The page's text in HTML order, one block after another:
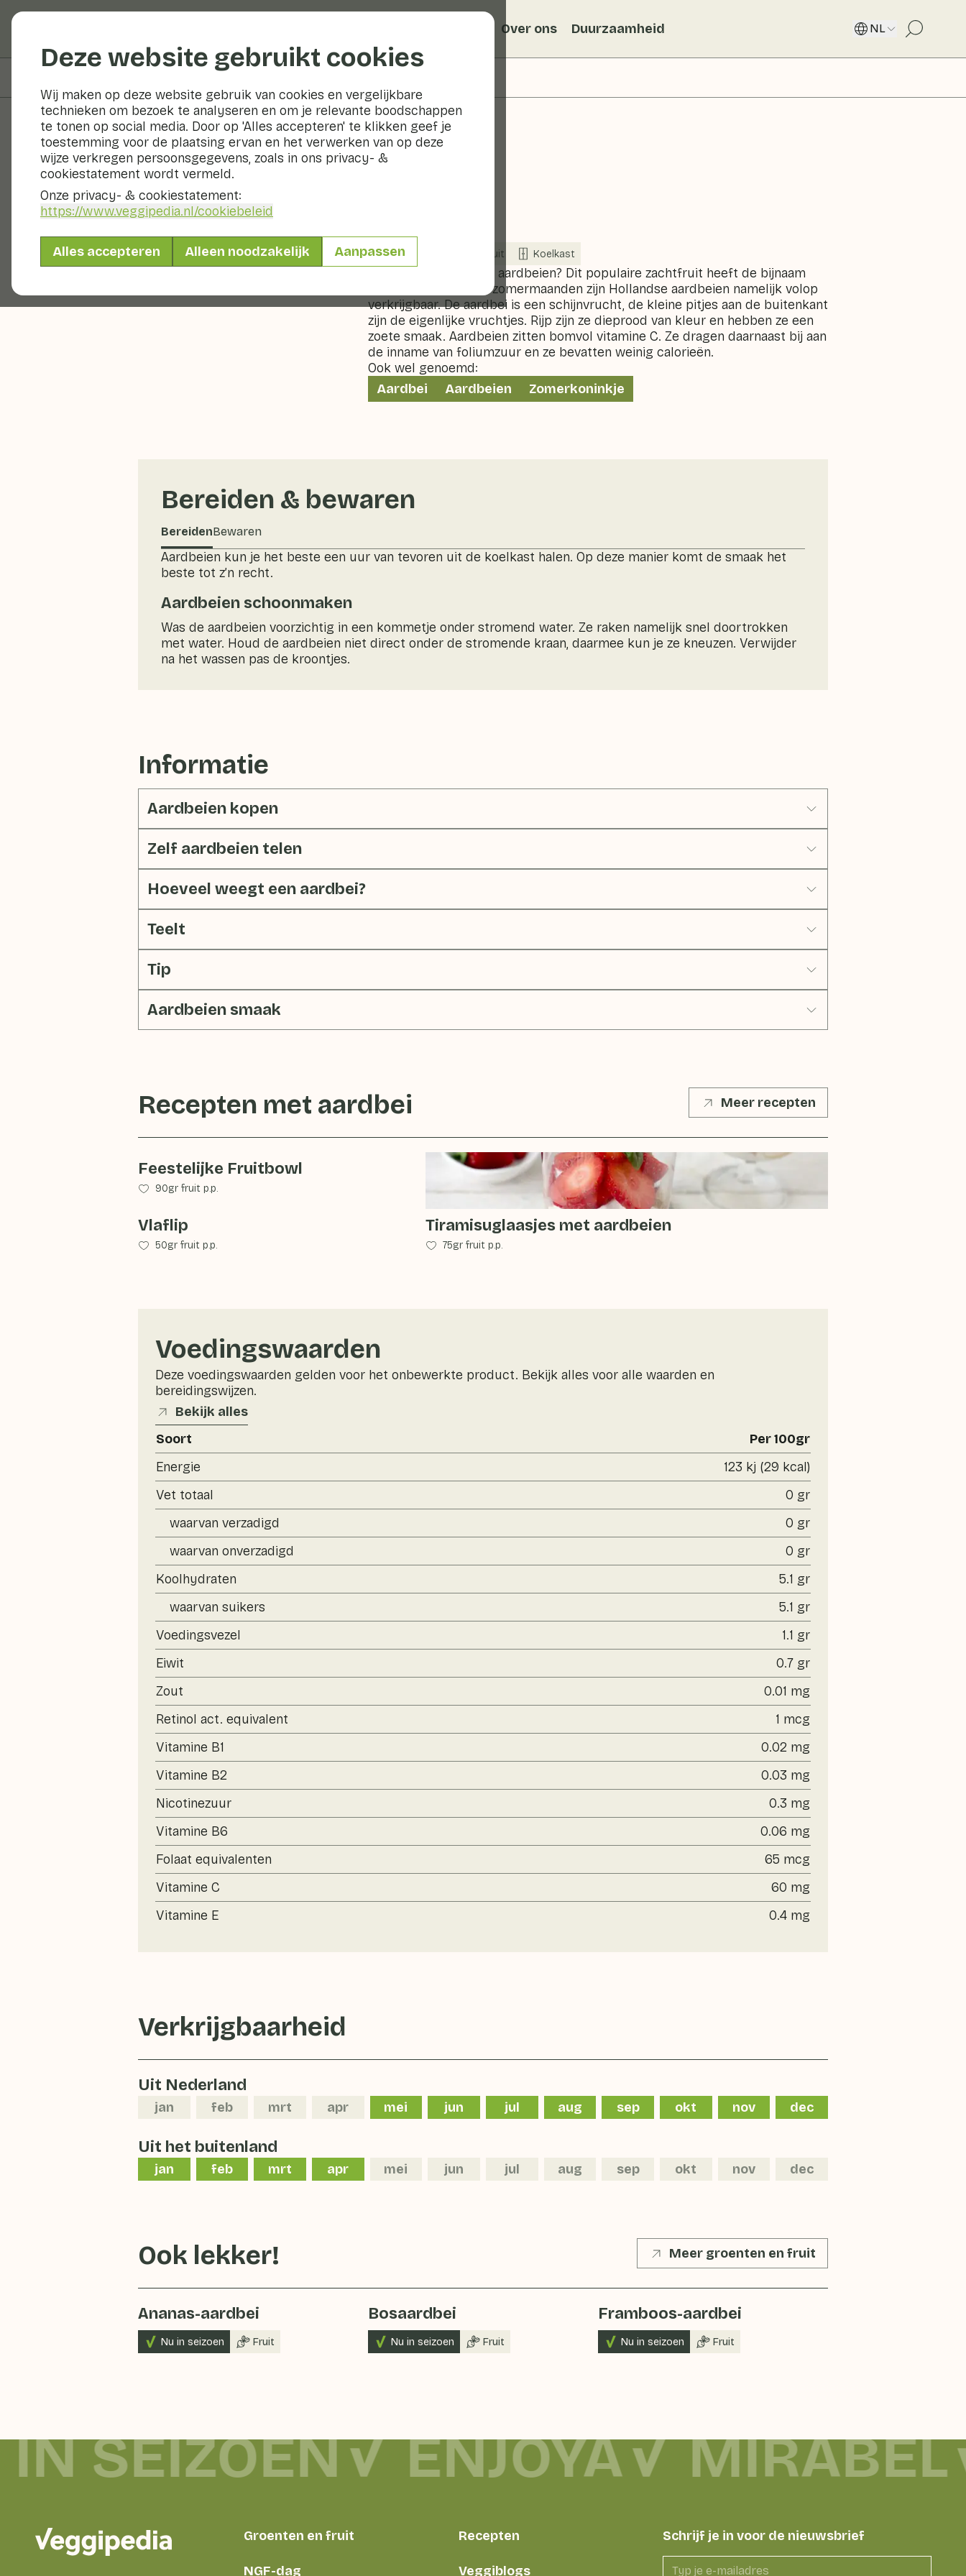
Deze website gebruikt cookies
Wij maken op deze website gebruik van cookies en vergelijkbare
technieken om bezoek te analyseren en om je relevante boodschappen
te tonen op social media. Door op 'Alles accepteren' te klikken geef je
toestemming voor de plaatsing ervan en het verwerken van op deze
wijze verkregen persoonsgegevens, zoals in ons privacy- &
cookiestatement wordt vermeld.
Onze privacy- & cookiestatement:
https://www.veggipedia.nl/cookiebeleid
Alles accepteren Alleen noodzakelijk Aanpassen
Over ons Duurzaamheid NL
Groenten en fruit
Nu in seizoen Fruit Koelkast
Wie houdt er niet van aardbeien? Dit populaire zachtfruit heeft de bijnaam
zomerkoninkje; in de zomermaanden zijn Hollandse aardbeien namelijk volop
verkrijgbaar. De aardbei is een schijnvrucht, de kleine pitjes aan de buitenkant
zijn de eigenlijke vruchtjes. Rijp zijn ze dieprood van kleur en hebben ze een
zoete smaak. Aardbeien zitten bomvol vitamine C. Ze dragen daarnaast bij aan
de inname van foliumzuur en ze bevatten weinig calorieën.
Ook wel genoemd:
Aardbei
Aardbeien Zomerkoninkje
Bereiden & bewaren
BereidenBewaren
Aardbeien kun je het beste een uur van tevoren uit de koelkast halen. Op deze manier komt de smaak het
beste tot z’n recht.
Aardbeien schoonmaken
Was de aardbeien voorzichtig in een kommetje onder stromend water. Ze raken namelijk snel doortrokken
met water. Houd de aardbeien niet direct onder de stromende kraan, daarmee kun je ze kneuzen. Verwijder
na het wassen pas de kroontjes.
Informatie
Aardbeien kopen
Zelf aardbeien telen
Hoeveel weegt een aardbei?
Teelt
Tip
Aardbeien smaak
Recepten met aardbei Meer recepten
Feestelijke Fruitbowl
90gr fruit p.p.
Vlaflip
50gr fruit p.p.
Tiramisuglaasjes met aardbeien
75gr fruit p.p.
Voedingswaarden
Deze voedingswaarden gelden voor het onbewerkte product. Bekijk alles voor alle waarden en
bereidingswijzen.
Bekijk alles
Soort
Per 100gr
Energie
123 kj (29 kcal)
Vet totaal
0 gr
waarvan verzadigd
0 gr
waarvan onverzadigd
0 gr
Koolhydraten
5.1 gr
waarvan suikers
5.1 gr
Voedingsvezel
1.1 gr
Eiwit
0.7 gr
Zout
0.01 mg
Retinol act. equivalent
1 mcg
Vitamine B1
0.02 mg
Vitamine B2
0.03 mg
Nicotinezuur
0.3 mg
Vitamine B6
0.06 mg
Folaat equivalenten
65 mcg
Vitamine C
60 mg
Vitamine E
0.4 mg
Verkrijgbaarheid
Uit Nederland
jan feb mrt apr mei jun jul aug sep okt nov dec
Uit het buitenland
jan feb mrt apr mei jun jul aug sep okt nov dec
Ook lekker! Meer groenten en fruit
Ananas-aardbei
Nu in seizoen Fruit
Bosaardbei
Nu in seizoen Fruit
Framboos-aardbei
Nu in seizoen Fruit
SEIZOEN ENJOYA MIRABEL
Groenten en fruit Recepten
NGF-dag Veggiblogs
Schrijf je in voor de nieuwsbrief